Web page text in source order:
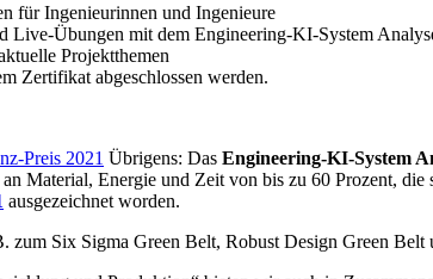
für Ingenieurinnen und Ingenieure
Live-Übungen mit dem Engineering-KI-System
Projektthemen
Zertifikat abgeschlossen werden.
Übrigens: Das Engineering-KI-System
Material, Energie und Zeit von bis zu 60 Prozent,
ausgezeichnet worden.
zum Six Sigma Green Belt, Robust Design Green